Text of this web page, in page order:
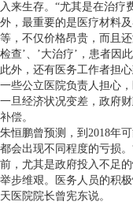
入来生存。“尤其是在治疗
外，最重要的是医疗材料
等，不仅价格昂贵，而且
检查’、’大治疗’，患者因
此外，还有医务工作者担
一些公立医院负责人担心
一旦经济状况变差，政府
补偿。
朱恒鹏曾预测，到2018年
都会出现不同程度的亏损
前，尤其是政府投入不足
举步维艰。医务人员的积
天医院院长曾宪东说。